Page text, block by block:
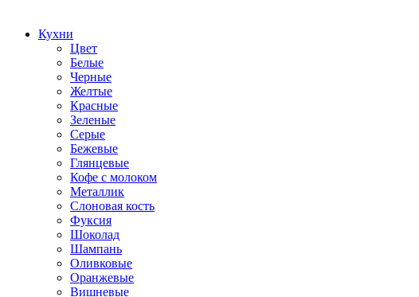
Кухни
Цвет
Белые
Черные
Желтые
Красные
Зеленые
Серые
Бежевые
Глянцевые
Кофе с молоком
Металлик
Слоновая кость
Фуксия
Шоколад
Шампань
Оливковые
Оранжевые
Вишневые